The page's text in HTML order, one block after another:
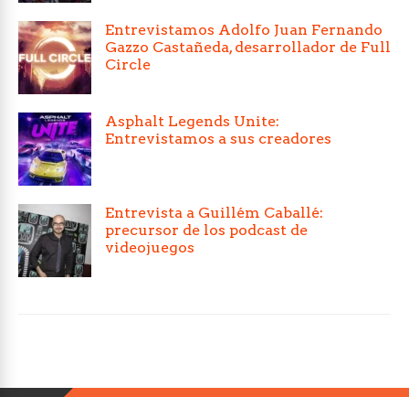
Entrevistamos Adolfo Juan Fernando
Gazzo Castañeda, desarrollador de Full
Circle
Asphalt Legends Unite:
Entrevistamos a sus creadores
Entrevista a Guillém Caballé:
precursor de los podcast de
videojuegos